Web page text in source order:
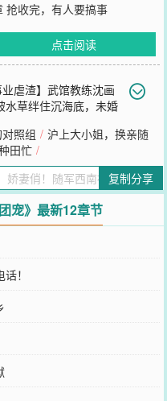
抢收完，有人要搞事
点击阅读
虐渣】武馆教练沈画
水草绊住沉海底，未婚
渡气。母胎多年的萧藏锋哪
，转头把她堵在青石板小
负责？”沈画屏不太想负责，
不依不饶，“不怕，我们可以
他听不懂人话吗？正在两人僵
小萧长小萧短。时间长了，
前未婚妻结婚了，男人还是
白月光叶蓁蓁，连夜蹲守在
萧藏锋知道有个人还在惦记
接下来的日子，乔渡川不是
被团宠
哦！
照组 / 沪上大小姐，换亲随
田忙 /
复制分享
宠》最新12章节
！